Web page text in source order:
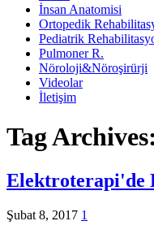
İnsan Anatomisi
Ortopedik
Pediatrik
Pulmoner R.
Nöroloji&Nöroşirürji
Videolar
İletişim
Tag Archives:
Elektroterapi'de
Şubat 8, 2017 1